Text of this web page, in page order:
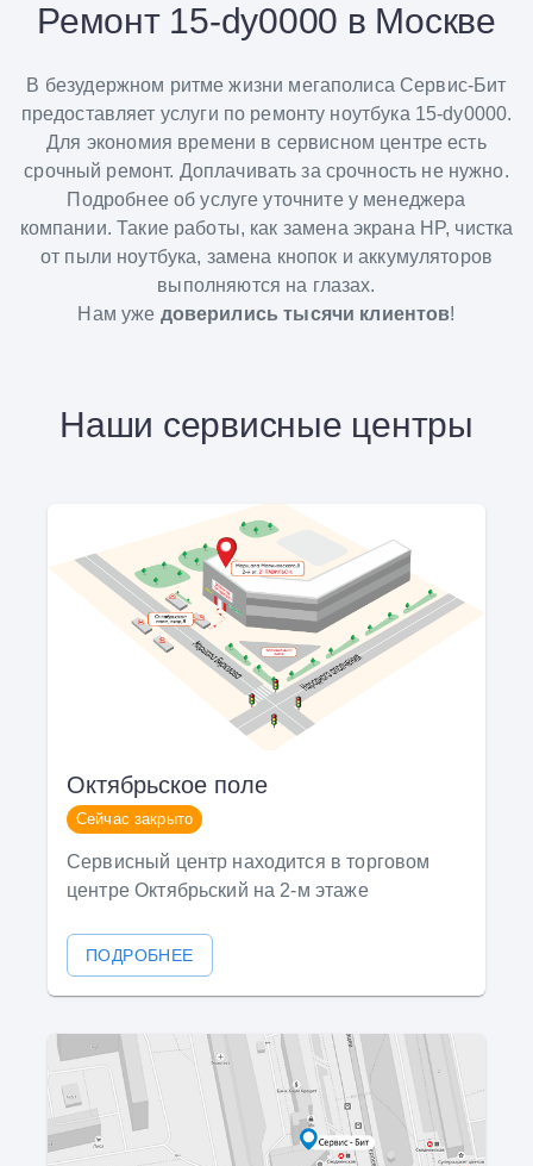
Ремонт 15-dy0000 в Москве
В безудержном ритме жизни мегаполиса Сервис-Бит
предоставляет услуги по ремонту ноутбука 15-dy0000.
Для экономия времени в сервисном центре есть
срочный ремонт. Доплачивать за срочность не нужно.
Подробнее об услуге уточните у менеджера
компании. Такие работы, как замена экрана HP, чистка
от пыли ноутбука, замена кнопок и аккумуляторов
выполняются на глазах.
Нам уже доверились тысячи клиентов!
Наши сервисные центры
Октябрьское поле
Сейчас закрыто
Сервисный центр находится в торговом
центре Октябрьский на 2-м этаже
ПОДРОБНЕЕ